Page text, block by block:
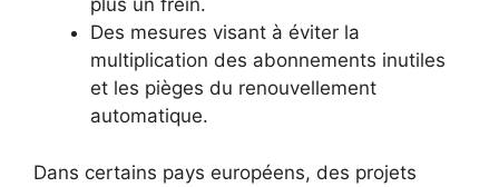
plus un frein.
Des mesures visant à éviter la
multiplication des abonnements inutiles
et les pièges du renouvellement
automatique.
Dans certains pays européens, des projets